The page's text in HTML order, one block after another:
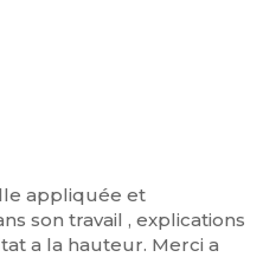
appliquée et
son travail , explications
a la hauteur. Merci a